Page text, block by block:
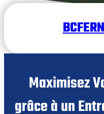
Maximisez
grâce à un